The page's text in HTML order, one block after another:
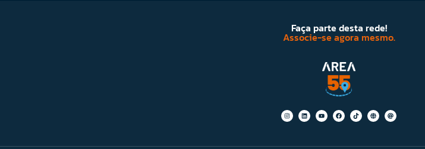
Faça parte desta rede!
Associe-se agora mesmo.